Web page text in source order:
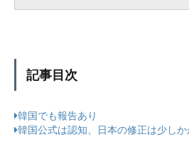
記事目次
韓国でも報告あり
韓国公式は認知、日本の修正は少しか